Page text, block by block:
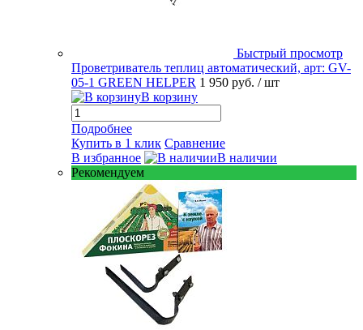
Быстрый просмотр
Проветриватель теплиц автоматический, арт: GV-
05-1 GREEN HELPER 1 950 руб. / шт
В корзину
Подробнее
Купить в 1 клик Сравнение
В избранное
В наличии
Рекомендуем